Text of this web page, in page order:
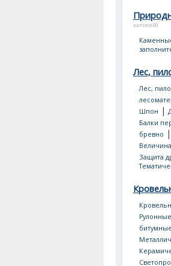
записей)
Лес,
Лес,
Шпон |
Балки
бревно |
Защита